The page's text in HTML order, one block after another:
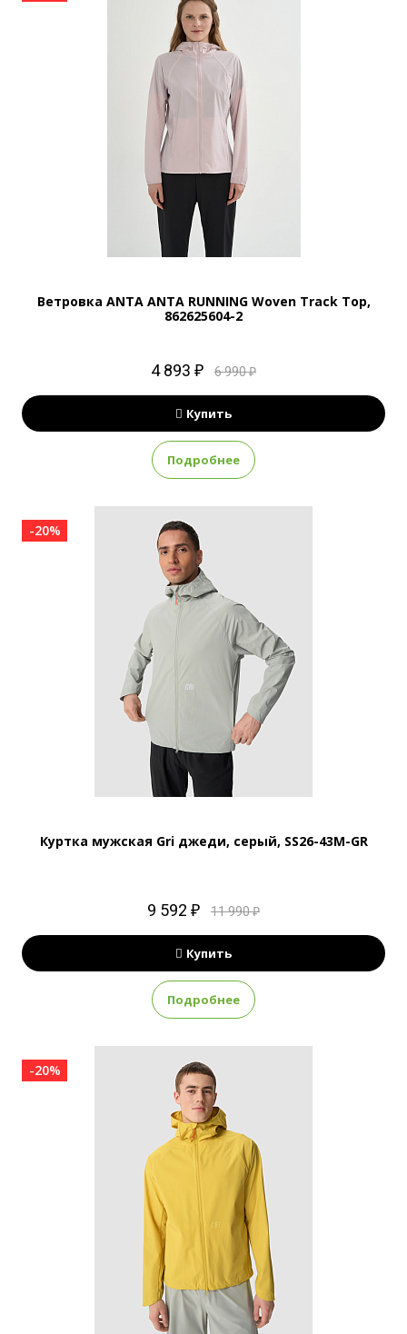
Ветровка ANTA ANTA RUNNING Woven Track Top,
862625604-2
4 893 ₽ 6 990 ₽
Купить
Подробнее
-20%
Куртка мужская Gri джеди, серый, SS26-43M-GR
9 592 ₽ 11 990 ₽
Купить
Подробнее
-20%